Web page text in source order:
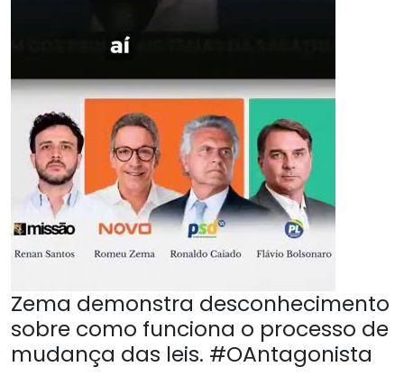
Zema demonstra desconhecimento
sobre como funciona o processo de
mudança das leis. #OAntagonista